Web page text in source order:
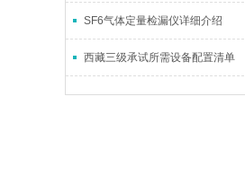
SF6气体定量检漏仪详细介绍
西藏三级承试所需设备配置清单